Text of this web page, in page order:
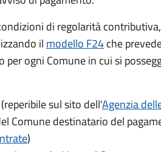
di regolarità
il modello F24che
per ogni Comune in cui si
(reperibile sul sito dell'Agenzia
Comunedestinatario del
)